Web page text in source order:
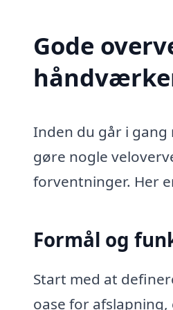
Gode
Inden du går i
gøre nogle
forventninger. Her
Formål og
Start med at
oase for